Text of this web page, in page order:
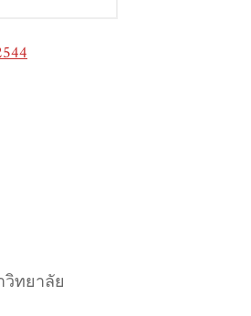
วิทยาลัย